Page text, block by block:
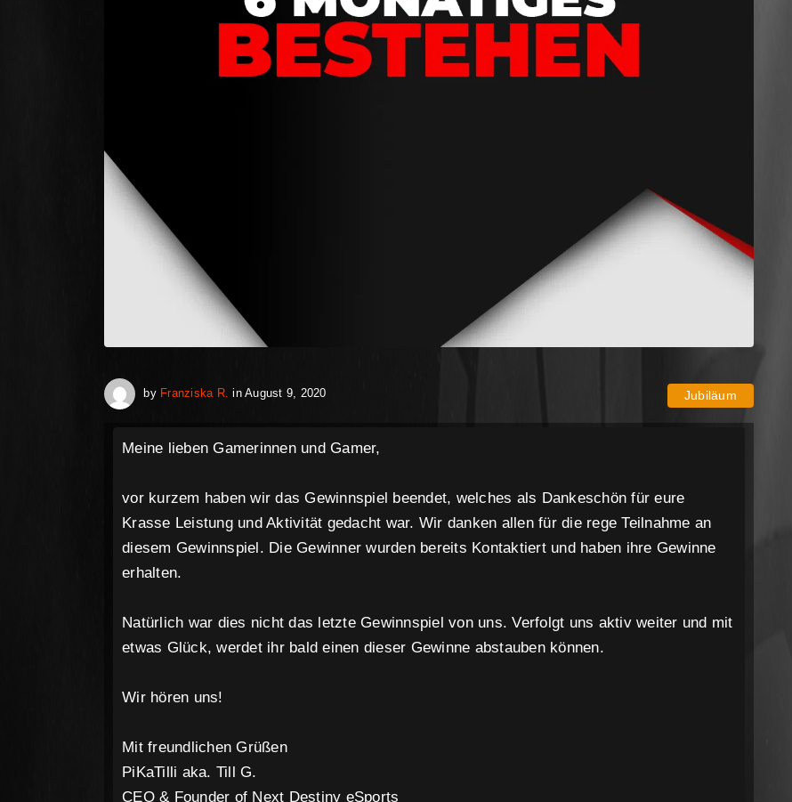
by Franziska R. inAugust 9, 2020April 30, 2023
Jubiläum
Meine lieben Gamerinnen und Gamer,
vor kurzem haben wir das Gewinnspiel beendet, welches als Dankeschön für eure
Krasse Leistung und Aktivität gedacht war. Wir danken allen für die rege Teilnahme an
diesem Gewinnspiel. Die Gewinner wurden bereits Kontaktiert und haben ihre Gewinne
erhalten.
Natürlich war dies nicht das letzte Gewinnspiel von uns. Verfolgt uns aktiv weiter und mit
etwas Glück, werdet ihr bald einen dieser Gewinne abstauben können.
Wir hören uns!
Mit freundlichen Grüßen
PiKaTilli aka. Till G.
CEO & Founder of Next Destiny eSports